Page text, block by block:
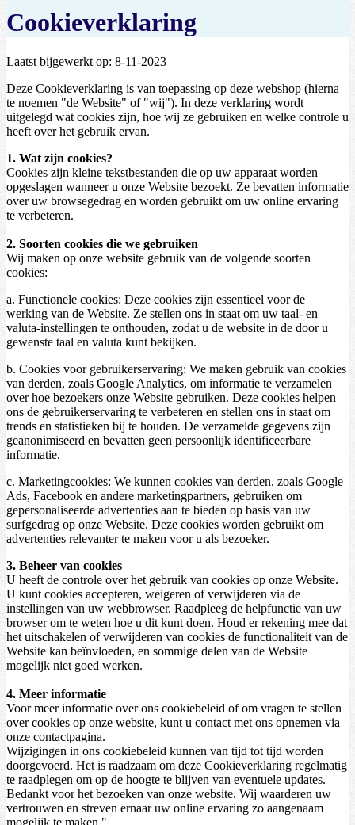
Cookieverklaring
Laatst bijgewerkt op: 8-11-2023
Deze Cookieverklaring is van toepassing op deze webshop (hierna
te noemen "de Website" of "wij"). In deze verklaring wordt
uitgelegd wat cookies zijn, hoe wij ze gebruiken en welke controle u
heeft over het gebruik ervan.
1. Wat zijn cookies?
Cookies zijn kleine tekstbestanden die op uw apparaat worden
opgeslagen wanneer u onze Website bezoekt. Ze bevatten informatie
over uw browsegedrag en worden gebruikt om uw online ervaring
te verbeteren.
2. Soorten cookies die we gebruiken
Wij maken op onze website gebruik van de volgende soorten
cookies:
a. Functionele cookies: Deze cookies zijn essentieel voor de
werking van de Website. Ze stellen ons in staat om uw taal- en
valuta-instellingen te onthouden, zodat u de website in de door u
gewenste taal en valuta kunt bekijken.
b. Cookies voor gebruikerservaring: We maken gebruik van cookies
van derden, zoals Google Analytics, om informatie te verzamelen
over hoe bezoekers onze Website gebruiken. Deze cookies helpen
ons de gebruikerservaring te verbeteren en stellen ons in staat om
trends en statistieken bij te houden. De verzamelde gegevens zijn
geanonimiseerd en bevatten geen persoonlijk identificeerbare
informatie.
c. Marketingcookies: We kunnen cookies van derden, zoals Google
Ads, Facebook en andere marketingpartners, gebruiken om
gepersonaliseerde advertenties aan te bieden op basis van uw
surfgedrag op onze Website. Deze cookies worden gebruikt om
advertenties relevanter te maken voor u als bezoeker.
3. Beheer van cookies
U heeft de controle over het gebruik van cookies op onze Website.
U kunt cookies accepteren, weigeren of verwijderen via de
instellingen van uw webbrowser. Raadpleeg de helpfunctie van uw
browser om te weten hoe u dit kunt doen. Houd er rekening mee dat
het uitschakelen of verwijderen van cookies de functionaliteit van de
Website kan beïnvloeden, en sommige delen van de Website
mogelijk niet goed werken.
4. Meer informatie
Voor meer informatie over ons cookiebeleid of om vragen te stellen
over cookies op onze website, kunt u contact met ons opnemen via
onze contactpagina.
Wijzigingen in ons cookiebeleid kunnen van tijd tot tijd worden
doorgevoerd. Het is raadzaam om deze Cookieverklaring regelmatig
te raadplegen om op de hoogte te blijven van eventuele updates.
Bedankt voor het bezoeken van onze website. Wij waarderen uw
vertrouwen en streven ernaar uw online ervaring zo aangenaam
mogelijk te maken."